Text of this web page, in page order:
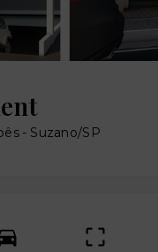
- Suzano/SP